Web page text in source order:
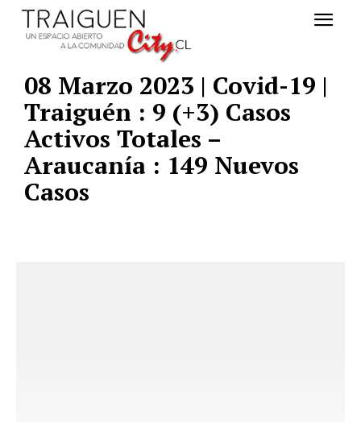
08 Marzo 2023 | Covid-19 |
Traiguén : 9 (+3) Casos
Activos Totales –
Araucanía : 149 Nuevos
Casos